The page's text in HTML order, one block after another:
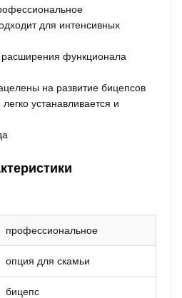
для интенсивных
функционала
на развитие бицепсов
устанавливается и
профессиональное
опция для скамьи
бицепс